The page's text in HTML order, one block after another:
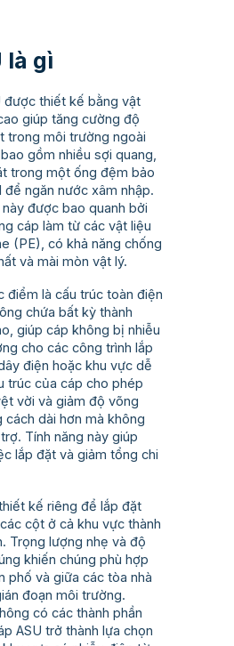
là gì
được thiết kế bằng vật
giúp tăng cường độ
trong môi trường ngoài
gồm nhiều sợi quang,
trong một ống đệm bảo
ngăn nước xâm nhập.
được bao quanh bởi
cáp làm từ các vật liệu
(PE), có khả năng chống
và mài mòn vật lý.
điểm là cấu trúc toàn điện
chứa bất kỳ thành
giúp cáp không bị nhiễu
cho các công trình lắp
điện hoặc khu vực dễ
trúc của cáp cho phép
vời và giảm độ võng
cách dài hơn mà không
Tính năng này giúp
lắp đặt và giảm tổng chi
kế riêng để lắp đặt
cột ở cả khu vực thành
Trọng lượng nhẹ và độ
khiến chúng phù hợp
phố và giữa các tòa nhà
đoạn môi trường.
có các thành phần
ASU trở thành lựa chọn